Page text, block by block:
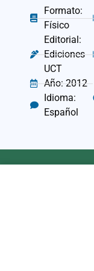
Formato:
Físico
Editorial:
Ediciones
UCT
Año: 2012
Idioma:
Español